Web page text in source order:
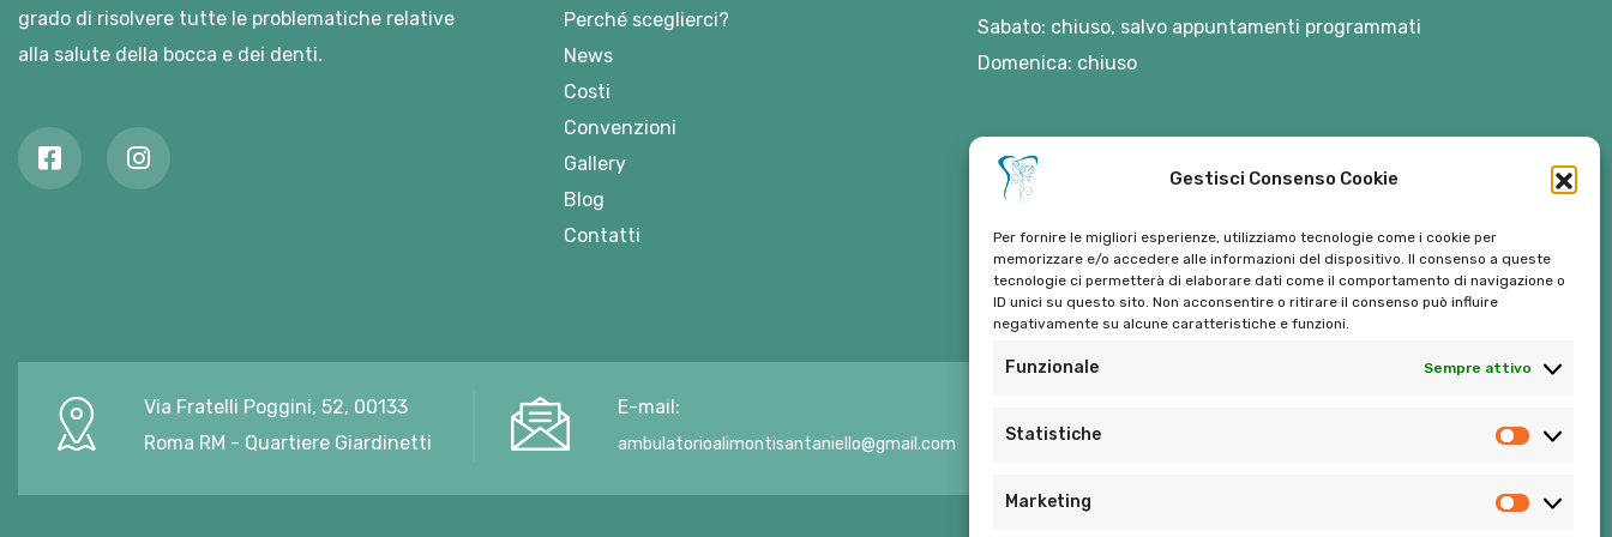
Gestisci Consenso Cookie
Per fornire le migliori esperienze, utilizziamo tecnologie come i cookie per
memorizzare e/o accedere alle informazioni del dispositivo. Il consenso a queste
tecnologie ci permetterà di elaborare dati come il comportamento di navigazione o
ID unici su questo sito. Non acconsentire o ritirare il consenso può influire
negativamente su alcune caratteristiche e funzioni.
Funzionale Sempre attivo
Statistiche
Marketing
grado di risolvere tutte le problematiche relative
alla salute della bocca e dei denti.
Perché sceglierci?
News
Costi
Convenzioni
Gallery
Blog
Contatti
Sabato: chiuso, salvo appuntamenti programmati
Domenica: chiuso
Via Fratelli Poggini, 52, 00133
Roma RM - Quartiere Giardinetti
E-mail:
ambulatorioalimontisantaniello@gmail.com